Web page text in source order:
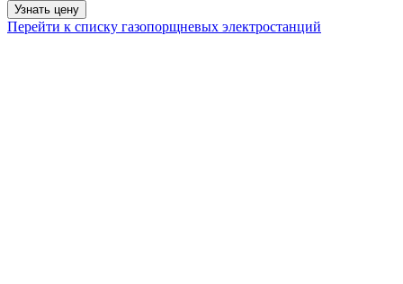
Узнать цену
Перейти к списку газопорщневых электростанций